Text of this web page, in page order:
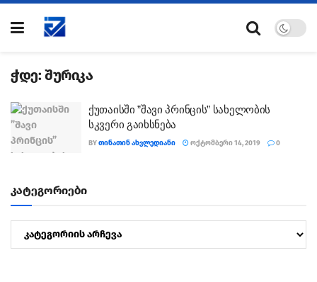
ჭდე:შურიკა
ქუთაისში ”შავი პრინცის” სახელობის
სკვერი გაიხსნება
BYᲗᲘᲜᲐᲗᲘᲜ ᲐᲮᲕᲚᲔᲓᲘᲐᲜᲘ ᲝᲥᲢᲝᲛᲑᲔᲠᲘ 14, 2019 0
კატეგორიები
კატეგორიები